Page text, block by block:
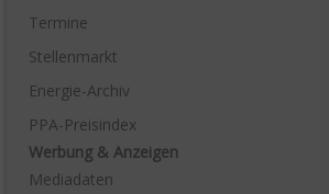
Termine
Stellenmarkt
Energie-Archiv
PPA-Preisindex
Werbung & Anzeigen
Mediadaten